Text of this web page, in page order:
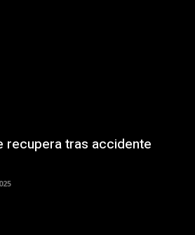
recupera tras accidente